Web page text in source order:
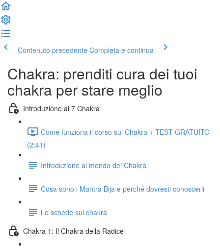
Contenuto precedente Completa e continua
Chakra: prenditi cura dei tuoi
chakra per stare meglio
Introduzione ai 7 Chakra
Come funziona il corso sui Chakra + TEST GRATUITO
(2:41)
Introduzione al mondo dei Chakra
Cosa sono i Mantra Bija e perché dovresti conoscerli
Le schede sui chakra
Chakra 1: Il Chakra della Radice